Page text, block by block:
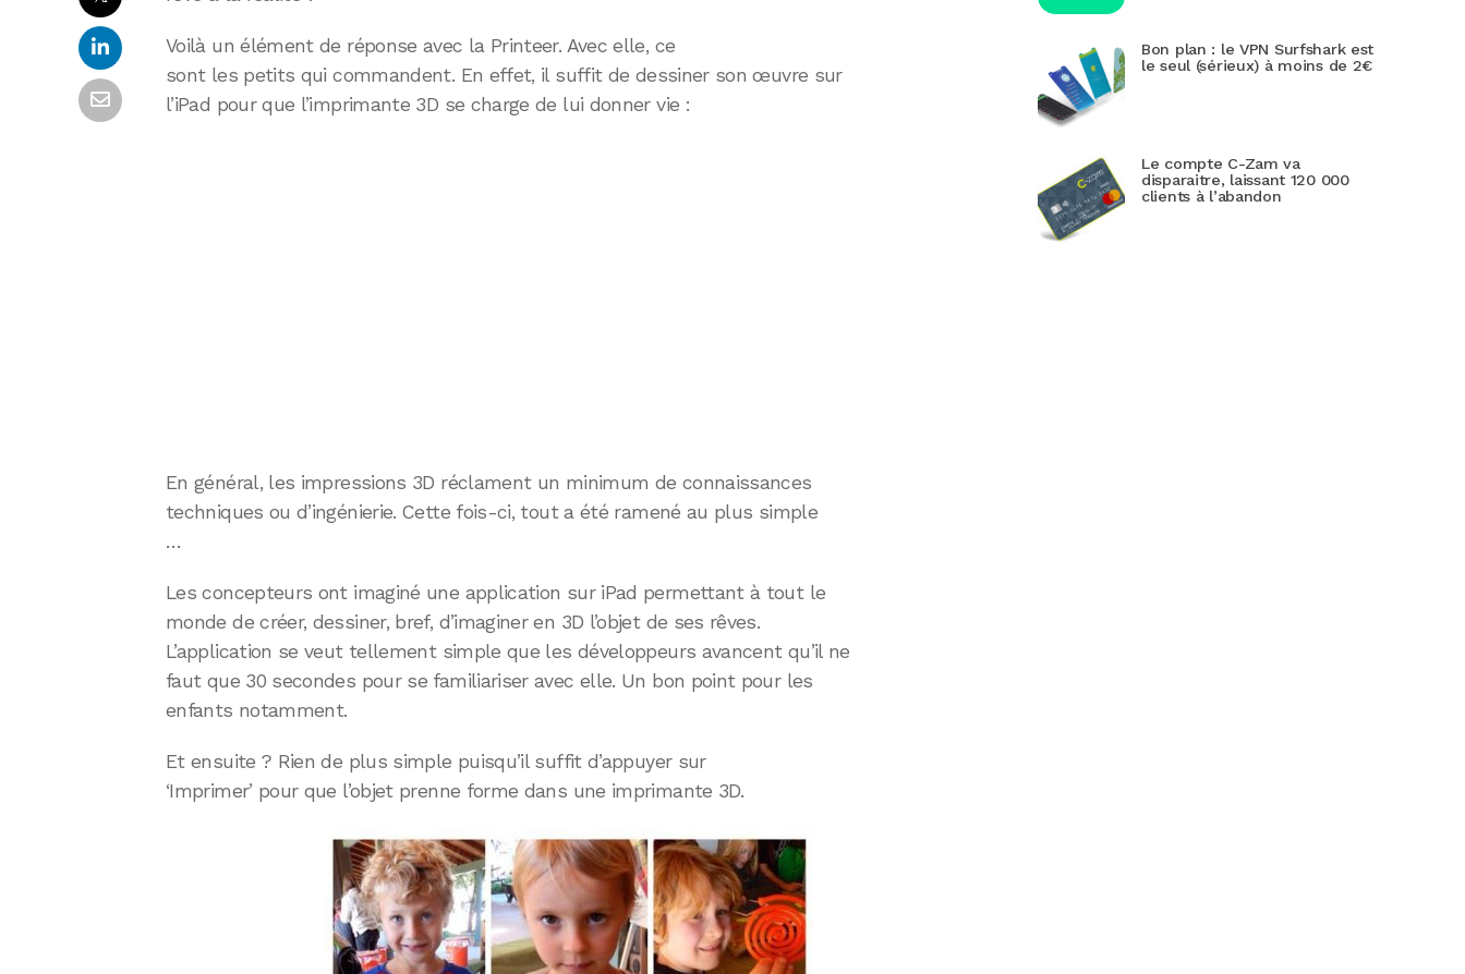
Voilà un élément de réponse avec la Printeer. Avec elle, ce
sont les petits qui commandent. En effet, il suffit de dessiner son œuvre sur
l’iPad pour que l’imprimante 3D se charge de lui donner vie :
En général, les impressions 3D réclament un minimum de connaissances
techniques ou d’ingénierie. Cette fois-ci, tout a été ramené au plus simple
…
Les concepteurs ont imaginé une application sur iPad permettant à tout le
monde de créer, dessiner, bref, d’imaginer en 3D l’objet de ses rêves.
L’application se veut tellement simple que les développeurs avancent qu’il ne
faut que 30 secondes pour se familiariser avec elle. Un bon point pour les
enfants notamment.
Et ensuite ? Rien de plus simple puisqu’il suffit d’appuyer sur
‘Imprimer’ pour que l’objet prenne forme dans une imprimante 3D.
Bon plan : le VPN Surfshark est
le seul (sérieux) à moins de 2€
Le compte C-Zam va
disparaitre, laissant 120 000
clients à l’abandon